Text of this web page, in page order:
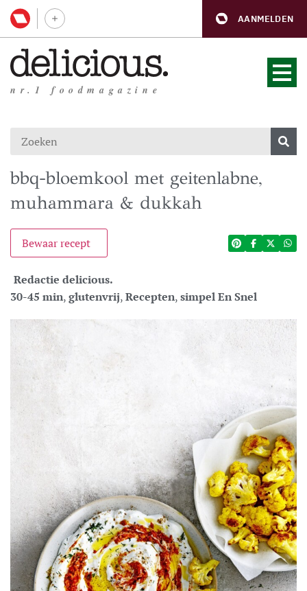
AANMELDEN
nr.1 foodmagazine
bbq-bloemkool met geitenlabne,
muhammara & dukkah
Bewaar recept
Redactie delicious.
30-45 min,glutenvrij,Recepten,simpel En Snel